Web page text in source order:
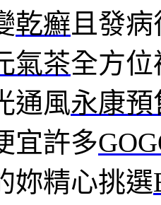
乾癬 且發
氣茶全方
通風永康預
宜許多
妳精心挑選